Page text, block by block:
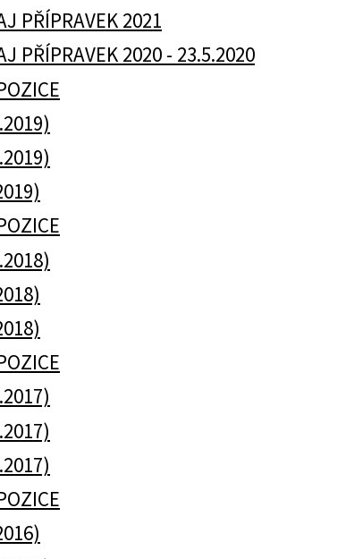
PŘÍPRAVEK 2021
PŘÍPRAVEK 2020 - 23.5.2020